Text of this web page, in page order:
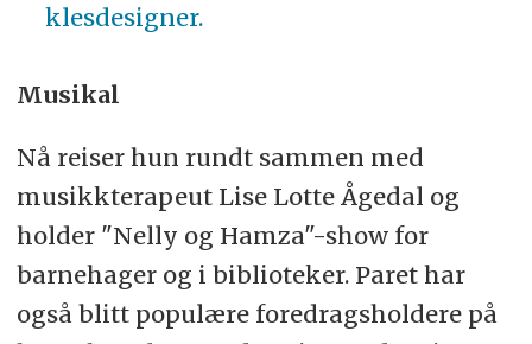
klesdesigner.
Musikal
Nå reiser hun rundt sammen med
musikkterapeut Lise Lotte Ågedal og
holder "Nelly og Hamza"-show for
barnehager og i biblioteker. Paret har
også blitt populære foredragsholdere på